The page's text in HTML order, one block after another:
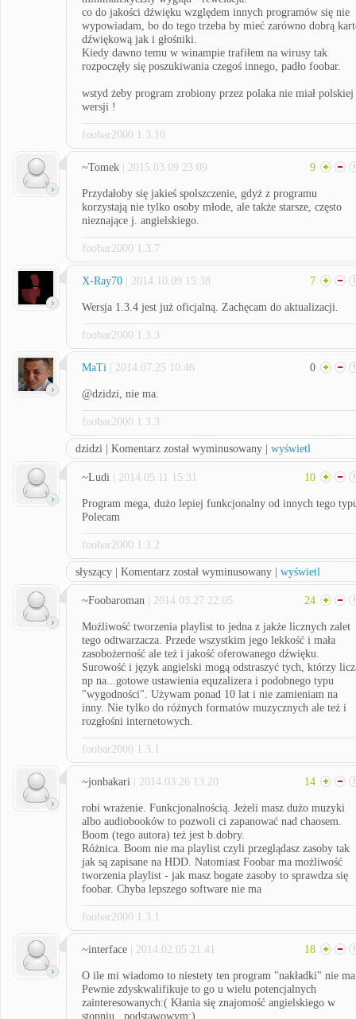
co do jakości dźwięku względem innych programów się nie
wypowiadam, bo do tego trzeba by mieć zarówno dobrą
dźwiękową jak i głośniki.
Kiedy dawno temu w winampie trafiłem na wirusy tak
rozpoczęły się poszukiwania czegoś innego, padło foobar.
wstyd żeby program zrobiony przez polaka nie miał polskiej
wersji !
foobar2000 1.3.10
~Tomek | 2015.03.09 23:09 9
Przydałoby się jakieś spolszczenie, gdyż z programu
korzystają nie tylko osoby młode, ale także starsze, często
nieznające j. angielskiego.
foobar2000 1.3.7
X-Ray70 | 2014.10.09 15:38 7
Wersja 1.3.4 jest już oficjalną. Zachęcam do aktualizacji.
foobar2000 1.3.3
MaTi | 2014.07.25 10:46 0
@dzidzi, nie ma.
foobar2000 1.3.3
dzidzi | Komentarz został wyminusowany | wyświetl
~Ludi | 2014.05.11 15:31 10
Program mega, dużo lepiej funkcjonalny od innych tego
Polecam
foobar2000 1.3.2
słyszący | Komentarz został wyminusowany | wyświetl
~Foobaroman | 2014.03.27 22:05 24
Możliwość tworzenia playlist to jedna z jakże licznych zalet
tego odtwarzacza. Przede wszystkim jego lekkość i mała
zasobożerność ale też i jakość oferowanego dźwięku.
Surowość i język angielski mogą odstraszyć tych, którzy
np na...gotowe ustawienia equzalizera i podobnego typu
"wygodności". Używam ponad 10 lat i nie zamieniam na
inny. Nie tylko do różnych formatów muzycznych ale też i
rozgłośni internetowych.
foobar2000 1.3.1
~jonbakari | 2014.03.26 13:20 14
robi wrażenie. Funkcjonalnością. Jeżeli masz dużo muzyki
albo audiobooków to pozwoli ci zapanować nad chaosem.
Boom (tego autora) też jest b.dobry.
Różnica. Boom nie ma playlist czyli przeglądasz zasoby tak
jak są zapisane na HDD. Natomiast Foobar ma możliwość
tworzenia playlist - jak masz bogate zasoby to sprawdza się
foobar. Chyba lepszego software nie ma
foobar2000 1.3.1
~interface | 2014.02.05 21:41 18
O ile mi wiadomo to niestety ten program "nakładki" nie
Pewnie zdyskwalifikuje to go u wielu potencjalnych
zainteresowanych:( Kłania się znajomość angielskiego w
stopniu...podstawowym;)